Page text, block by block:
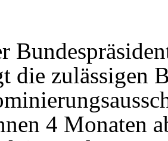
die zulässigen
4 Monaten